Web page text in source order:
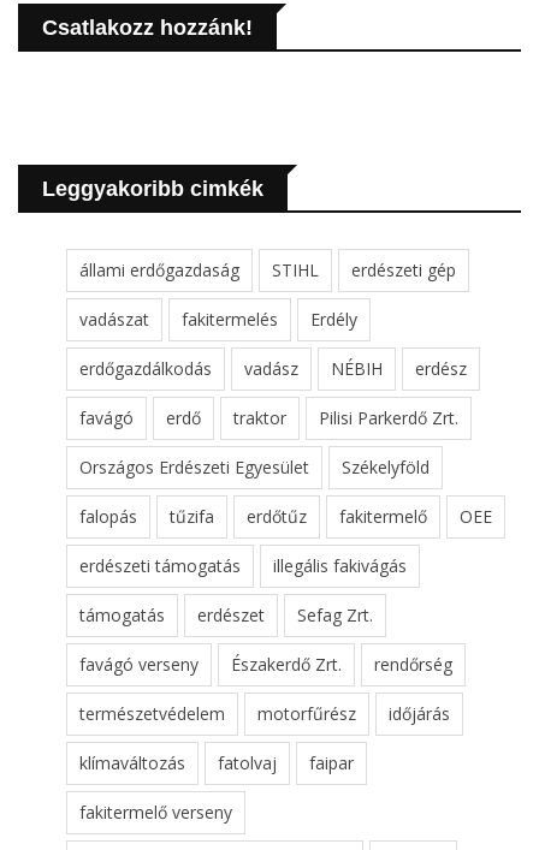
Csatlakozz hozzánk!
Leggyakoribb cimkék
állami erdőgazdaság STIHL erdészeti gép
vadászat fakitermelés Erdély
erdőgazdálkodás vadász NÉBIH erdész
favágó erdő traktor Pilisi Parkerdő Zrt.
Országos Erdészeti Egyesület Székelyföld
falopás tűzifa erdőtűz fakitermelő OEE
erdészeti támogatás illegális fakivágás
támogatás erdészet Sefag Zrt.
favágó verseny Északerdő Zrt. rendőrség
természetvédelem motorfűrész időjárás
klímaváltozás fatolvaj faipar
fakitermelő verseny